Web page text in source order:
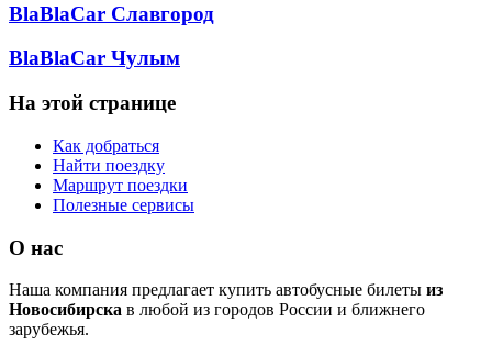
BlaBlaCar Славгород
BlaBlaCar Чулым
На этой странице
Как добраться
Найти поездку
Маршрут поездки
Полезные сервисы
О нас
Наша компания предлагает купить автобусные билеты из
Новосибирска в любой из городов России и ближнего
зарубежья.